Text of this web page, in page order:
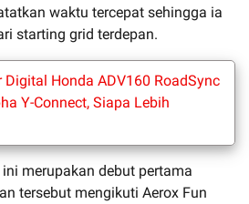
waktu tercepat sehingga ia
starting grid terdepan.
Digital Honda ADV160 RoadSync
Y-Connect, Siapa Lebih
merupakan debut pertama
tersebut mengikuti Aerox Fun